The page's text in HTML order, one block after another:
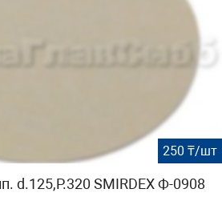
250 ₸/шт
d.125,P.320 SMIRDEX Ф-0908